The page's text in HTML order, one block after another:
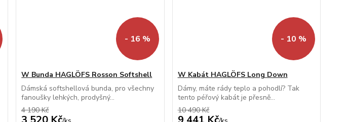
- 16 %
W Bunda HAGLÖFS Rosson Softshell
Dámská softshellová bunda, pro všechny
fanoušky lehkých, prodyšný...
4 190 Kč
- 10 %
W Kabát HAGLÖFS Long Down
Dámy, máte rády teplo a pohodlí? Tak
tento péřový kabát je přesně...
10 490 Kč